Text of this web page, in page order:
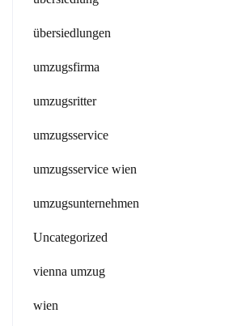
übersiedlungen
umzugsfirma
umzugsritter
umzugsservice
umzugsservice wien
umzugsunternehmen
Uncategorized
vienna umzug
wien